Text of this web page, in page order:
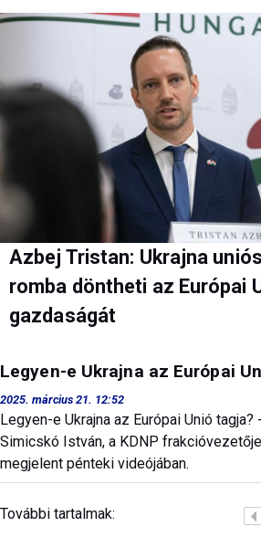
Azbej Tristan: Ukrajna
romba döntheti az Európai
gazdaságát
Legyen-e Ukrajna az Európai
2025. március 21. 12:52
Legyen-e Ukrajna az Európai Unió
Simicskó István, a KDNP
megjelent pénteki videójában.
További tartalmak: